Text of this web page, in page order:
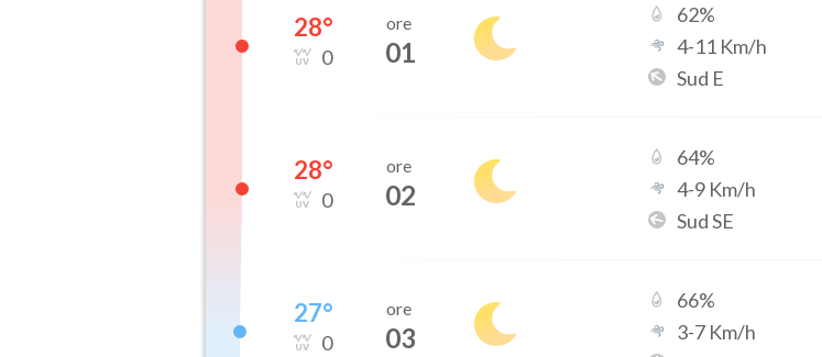
28°
0
ore
01
62%
4-11 Km/h
Sud E
28°
0
ore
02
64%
4-9 Km/h
Sud SE
27°
0
ore
03
66%
3-7 Km/h